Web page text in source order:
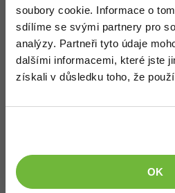
soubory cookie. Informace o
sdílíme se svými partnery pro
analýzy. Partneři tyto údaje
dalšími informacemi, které jste
získali v důsledku toho, že
OK
Více
Fórum
Kurzy e-commerce
Testování softwaru
Digitální gramotnost
Blog
Děláme co je v našich silách,
nejkvalitnější. Proto do nich
registrovaní členové. Pro